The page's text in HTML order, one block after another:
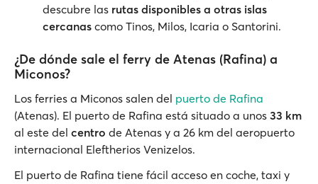
descubre las rutas disponibles a otras islas
cercanas como Tinos, Milos, Icaria o Santorini.
¿De dónde sale el ferry de Atenas (Rafina) a
Miconos?
Los ferries a Miconos salen del puerto de Rafina
(Atenas). El puerto de Rafina está situado a unos 33 km
al este del centro de Atenas y a 26 km del aeropuerto
internacional Eleftherios Venizelos.
El puerto de Rafina tiene fácil acceso en coche, taxi y